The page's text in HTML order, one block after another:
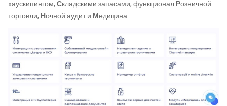
хаускипингом,Складскими запасами, функционалРозничной
торговли, Ночной аудит и Медицина.